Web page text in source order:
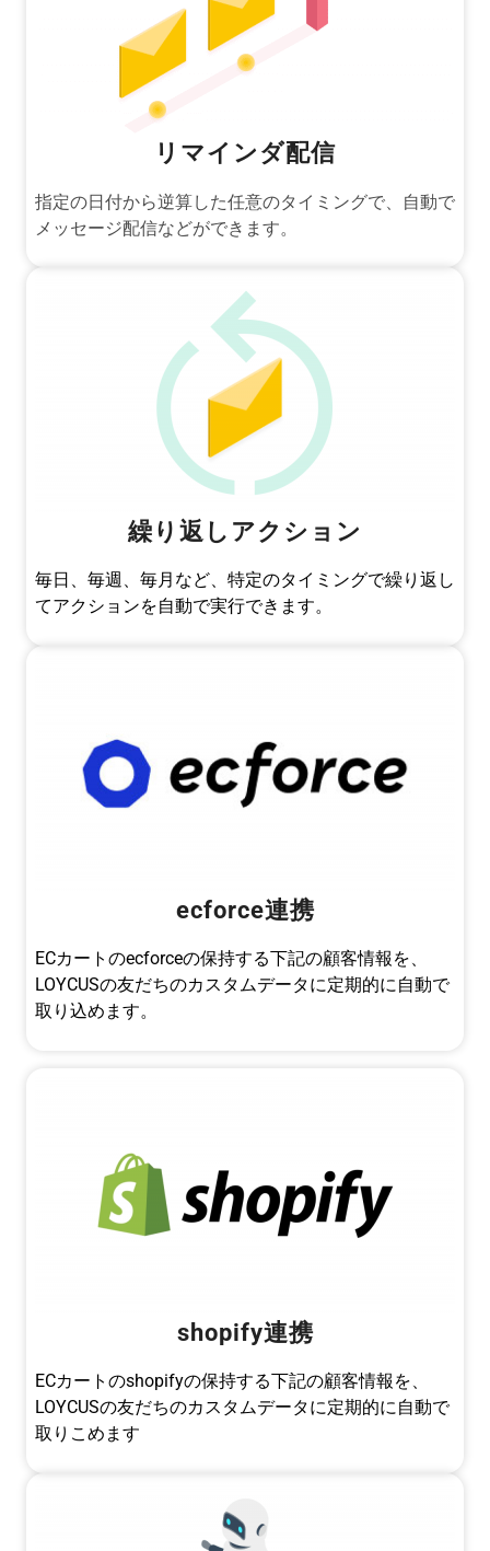
リマインダ配信
指定の日付から逆算した任意のタイミングで、自動で
メッセージ配信などができます。
繰り返しアクション
毎日、毎週、毎月など、特定のタイミングで繰り返し
てアクションを自動で実行できます。
ecforce連携
ECカートのecforceの保持する下記の顧客情報を、
LOYCUSの友だちのカスタムデータに定期的に自動で
取り込めます。
shopify連携
ECカートのshopifyの保持する下記の顧客情報を、
LOYCUSの友だちのカスタムデータに定期的に自動で
取りこめます